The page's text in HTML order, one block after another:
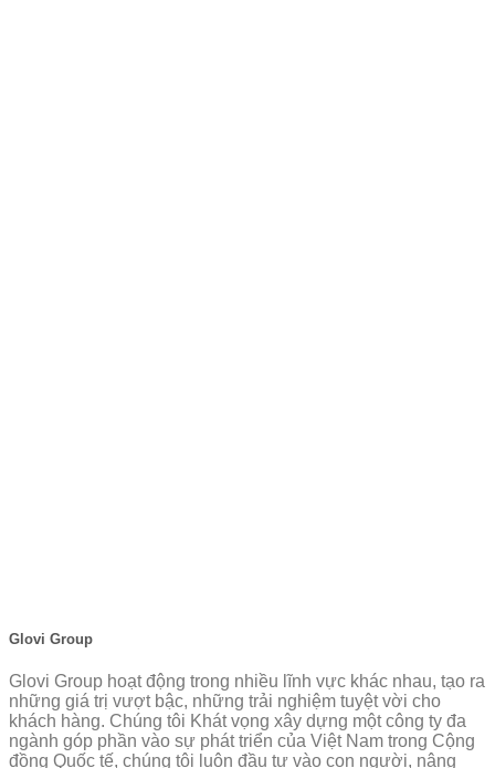
Glovi Group
Glovi Group hoạt động trong nhiều lĩnh vực khác nhau, tạo ra
những giá trị vượt bậc, những trải nghiệm tuyệt vời cho
khách hàng. Chúng tôi Khát vọng xây dựng một công ty đa
ngành góp phần vào sự phát triển của Việt Nam trong Cộng
đồng Quốc tế, chúng tôi luôn đầu tư vào con người, nâng